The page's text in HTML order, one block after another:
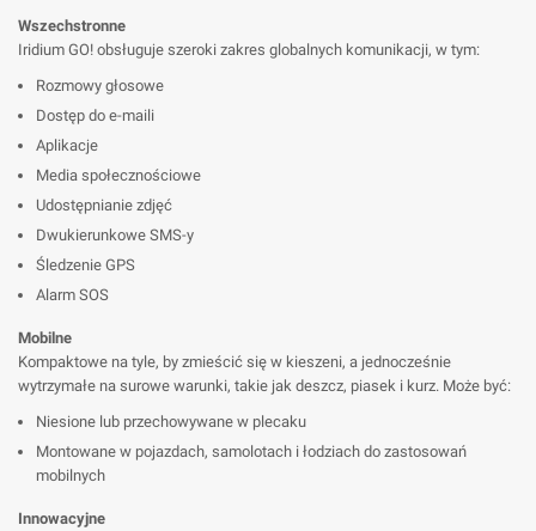
Wszechstronne
Iridium GO! obsługuje szeroki zakres globalnych komunikacji, w tym:
Rozmowy głosowe
Dostęp do e-maili
Aplikacje
Media społecznościowe
Udostępnianie zdjęć
Dwukierunkowe SMS-y
Śledzenie GPS
Alarm SOS
Mobilne
Kompaktowe na tyle, by zmieścić się w kieszeni, a jednocześnie
wytrzymałe na surowe warunki, takie jak deszcz, piasek i kurz. Może być:
Niesione lub przechowywane w plecaku
Montowane w pojazdach, samolotach i łodziach do zastosowań
mobilnych
Innowacyjne